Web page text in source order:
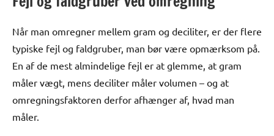
Når man omregner mellem gram og deciliter, er der flere
typiske fejl og faldgruber, man bør være opmærksom på.
En af de mest almindelige fejl er at glemme, at gram
måler vægt, mens deciliter måler volumen – og at
omregningsfaktoren derfor afhænger af, hvad man
måler.